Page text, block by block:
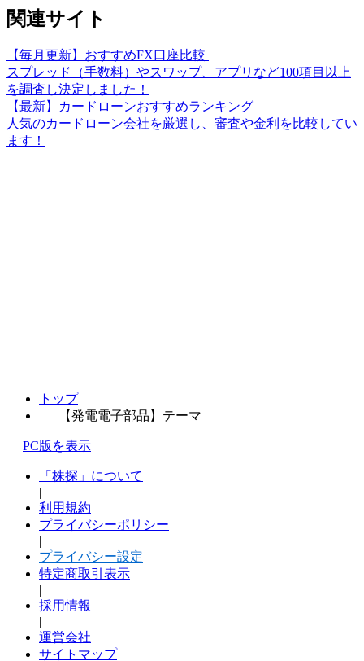
関連サイト
【毎月更新】おすすめFX口座比較
スプレッド（手数料）やスワップ、アプリなど100項目以上
を調査し決定しました！
【最新】カードローンおすすめランキング
人気のカードローン会社を厳選し、審査や金利を比較してい
ます！
トップ
【発電電子部品】テーマ
PC版を表示
「株探」について
|
利用規約
プライバシーポリシー
|
プライバシー設定
特定商取引表示
|
採用情報
|
運営会社
サイトマップ